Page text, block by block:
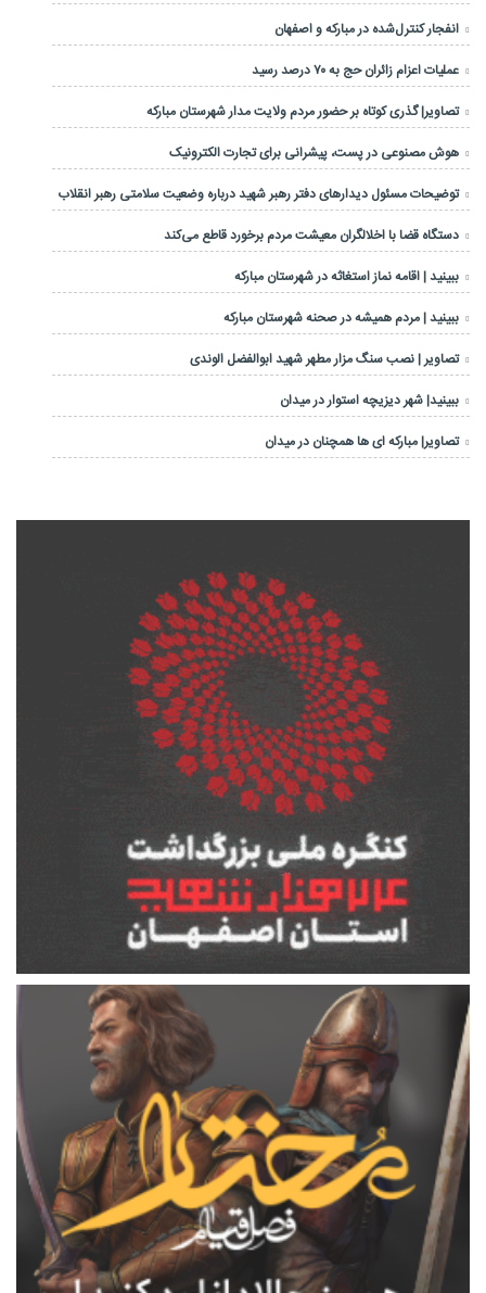
انفجار کنترل‌شده در مبارکه و اصفهان
عملیات اعزام زائران حج به ۷۰ درصد رسید
تصاویر| گذری کوتاه بر حضور مردم ولایت مدار شهرستان مبارکه
هوش مصنوعی در پست، پیشرانی برای تجارت الکترونیک
توضیحات مسئول دیدارهای دفتر رهبر شهید درباره وضعیت سلامتی رهبر انقلاب
دستگاه قضا با اخلالگران معیشت مردم برخورد قاطع می‌کند
ببینید | اقامه نماز استغاثه در شهرستان مبارکه
ببینید | مردم همیشه در صحنه شهرستان مبارکه
تصاویر | نصب سنگ مزار مطهر شهید ابوالفضل الوندی
ببینید| شهر دیزیچه استوار در میدان
تصاویر| مبارکه ای ها همچنان در میدان